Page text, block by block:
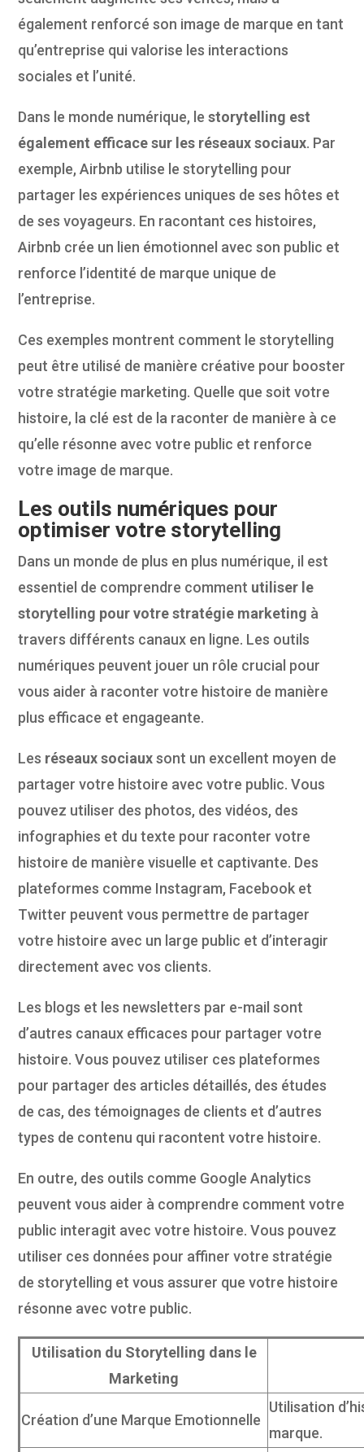
également renforcé son image de marque en tant
qu’entreprise qui valorise les interactions
sociales et l’unité.
Dans le monde numérique, lestorytelling est
également efficace sur les réseaux sociaux. Par
exemple, Airbnb utilise le storytelling pour
partager les expériences uniques de ses hôtes et
de ses voyageurs. En racontant ces histoires,
Airbnb crée un lien émotionnel avec son public et
renforce l’identité de marque unique de
l’entreprise.
Ces exemples montrent comment le storytelling
peut être utilisé de manière créative pour booster
votre stratégie marketing. Quelle que soit votre
histoire, la clé est de la raconter de manière à ce
qu’elle résonne avec votre public et renforce
votre image de marque.
Les outils numériques pour
optimiser votre storytelling
Dans un monde de plus en plus numérique, il est
essentiel de comprendre comment utiliser le
storytelling pour votre stratégie marketing à
travers différents canaux en ligne. Les outils
numériques peuvent jouer un rôle crucial pour
vous aider à raconter votre histoire de manière
plus efficace et engageante.
Les réseaux sociauxsont un excellent moyen de
partager votre histoire avec votre public. Vous
pouvez utiliser des photos, des vidéos, des
infographies et du texte pour raconter votre
histoire de manière visuelle et captivante. Des
plateformes comme Instagram, Facebook et
Twitter peuvent vous permettre de partager
votre histoire avec un large public et d’interagir
directement avec vos clients.
Les blogs et les newsletters par e-mail sont
d’autres canaux efficaces pour partager votre
histoire. Vous pouvez utiliser ces plateformes
pour partager des articles détaillés, des études
de cas, des témoignages de clients et d’autres
types de contenu qui racontent votre histoire.
En outre, des outils comme Google Analytics
peuvent vous aider à comprendre comment votre
public interagit avec votre histoire. Vous pouvez
utiliser ces données pour affiner votre stratégie
de storytelling et vous assurer que votre histoire
résonne avec votre public.
Utilisation du Storytelling dans le
Marketing
Création d’une Marque Emotionnelle
Utilisation
marque.